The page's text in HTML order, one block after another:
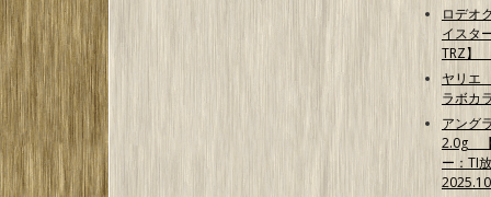
ロデオ
イスタ
TRZ】
ヤリエ
ラボカ
アング
2.0g 【
ー：TI